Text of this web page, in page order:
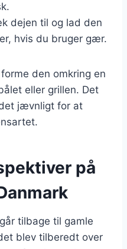
dejen til og lad den
hvis du bruger gær.
den omkring en
eller grillen. Det
jævnligt for at
på
tilbage til gamle
blev tilberedt over